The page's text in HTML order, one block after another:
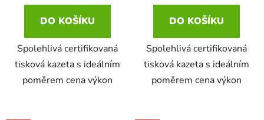
DO KOŠÍKU
Spolehlivá certifikovaná
tisková kazeta s ideálním
poměrem cena výkon
DO KOŠÍKU
Spolehlivá certifikovaná
tisková kazeta s ideálním
poměrem cena výkon